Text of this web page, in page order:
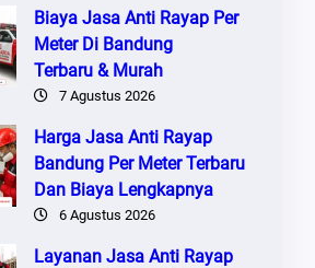
Biaya Jasa Anti Rayap Per
Meter Di Bandung
Terbaru & Murah
7 Agustus 2026
Harga Jasa Anti Rayap
Bandung Per Meter Terbaru
Dan Biaya Lengkapnya
6 Agustus 2026
Layanan Jasa Anti Rayap